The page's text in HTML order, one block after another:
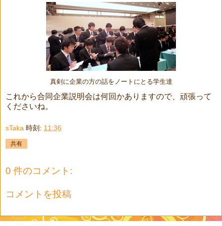
真剣に企業の方の話をノートにとる学生達
これから合同企業説明会は何回かありますので、頑張って
くださいね。
sTaka 時刻: 11:36
共有
0 件のコメント:
コメントを投稿